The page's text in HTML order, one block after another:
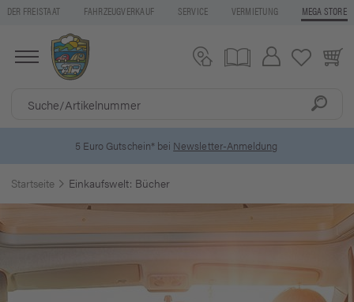
DER FREISTAAT FAHRZEUGVERKAUF SERVICE VERMIETUNG MEGA STORE
5 Euro Gutschein* bei Newsletter-Anmeldung
Startseite Einkaufswelt: Bücher